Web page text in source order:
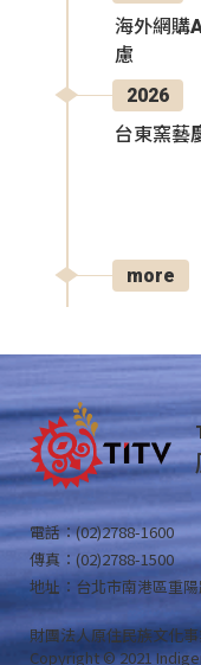
海外網購
慮
2026
台東窯藝
more
電話：(02)2788-1600
傳真：(02)2788-1500
地址：台北市南港區重
財團法人原住民族文化
Copyright © 2021